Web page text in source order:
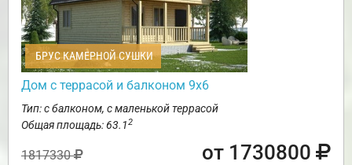
БРУС КАМЕРНОЙ СУШКИ
Дом с террасой и балконом 9х6
Тип: с балконом, с маленькой террасой
Общая площадь: 63.12
1817330 от 1730800